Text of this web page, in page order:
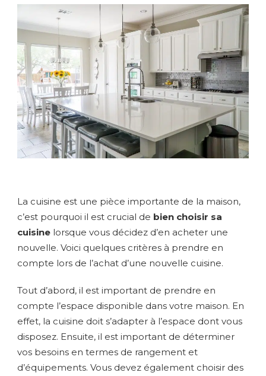
La cuisine est une pièce importante de la maison,
c’est pourquoi il est crucial de bien choisir sa
cuisine lorsque vous décidez d’en acheter une
nouvelle. Voici quelques critères à prendre en
compte lors de l’achat d’une nouvelle cuisine.
Tout d’abord, il est important de prendre en
compte l’espace disponible dans votre maison. En
effet, la cuisine doit s’adapter à l’espace dont vous
disposez. Ensuite, il est important de déterminer
vos besoins en termes de rangement et
d’équipements. Vous devez également choisir des